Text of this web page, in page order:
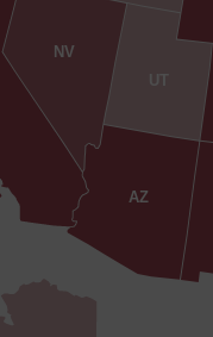
AZ
NV
UT